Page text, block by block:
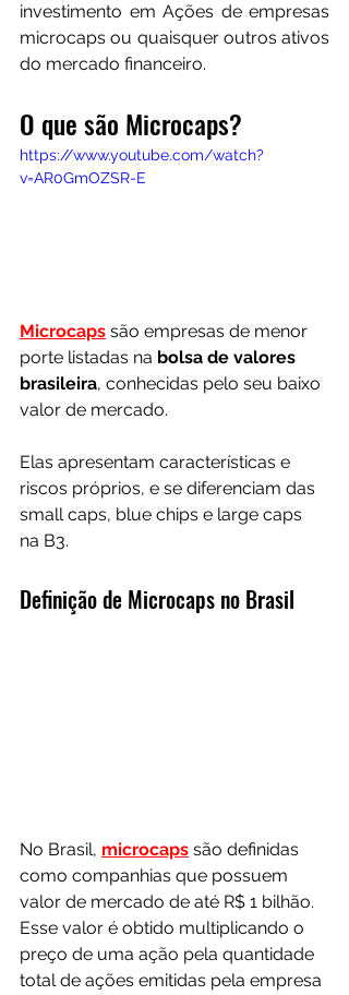
investimento em Ações de empresas
microcaps ou quaisquer outros ativos
do mercado financeiro.
O que são Microcaps?
https://www.youtube.com/watch?
v=AR0GmOZSR-E
Microcaps são empresas de menor
porte listadas na bolsa de valores
brasileira, conhecidas pelo seu baixo
valor de mercado.
Elas apresentam características e
riscos próprios, e se diferenciam das
small caps, blue chips e large caps
na B3.
Definição de Microcaps no Brasil
No Brasil, microcaps são definidas
como companhias que possuem
valor de mercado de até R$ 1 bilhão.
Esse valor é obtido multiplicando o
preço de uma ação pela quantidade
total de ações emitidas pela empresa